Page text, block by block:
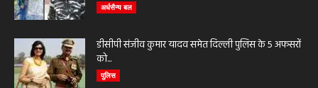
अर्धसैन्य बल
डीसीपी संजीव कुमार यादव समेत दिल्ली पुलिस के 5 अफसरों
को...
पुलिस